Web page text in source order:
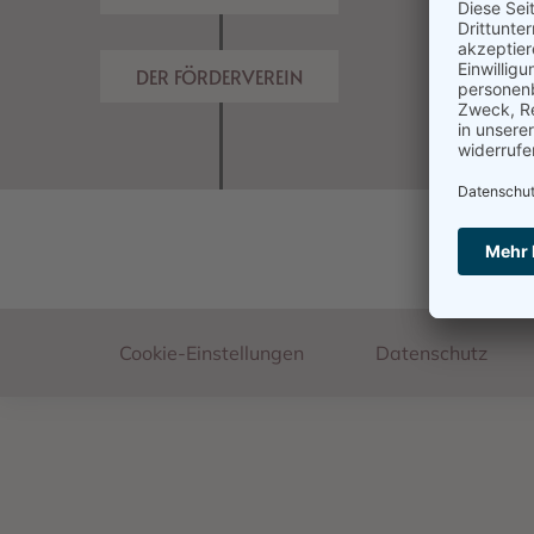
DER FÖRDERVEREIN
Footer
Cookie-Einstellungen Datenschutz